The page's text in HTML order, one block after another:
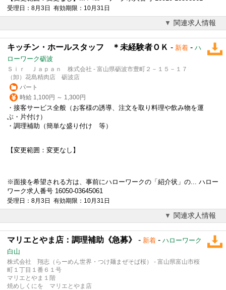
受理日：8月3日 有効期限：10月31日
関連求人情報
キッチン・ホールスタッフ ＊未経験者ＯＫ - 新着 - ハ
ローワーク砺波
Ｓｉｒ Ｊａｐａｎ 株式会社 - 富山県砺波市豊町２－１５－１７
（卸）花島精肉店 砺波店
パート
時給 1,100円 ～ 1,300円
・接客サービス全般（お客様の誘導、注文を取り料理や飲み物を運
ぶ・片付け）
・ 調理補助 （簡単な盛り付け 等）
【変更範囲：変更なし】
※面接を希望される方は、事前にハローワークの「紹介状」の... ハロー
ワーク求人番号 16050-03645061
受理日：8月3日 有効期限：10月31日
関連求人情報
マリエとやま店：調理補助《急募》 - 新着 - ハローワーク
白山
株式会社 翔志（らーめん世界・つけ麺まぜそば桜） - 富山県富山市桜
町１丁目１番６１号
マリエとやま１階
焼めしくにを マリエとやま店